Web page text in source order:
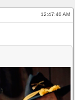
12:47:40 AM